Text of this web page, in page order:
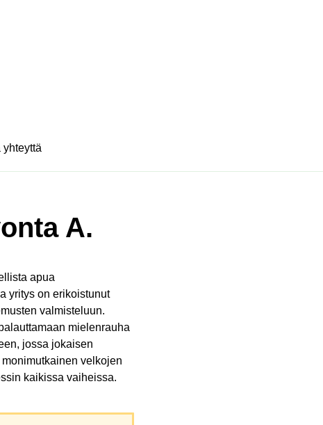
yhteyttä
A.
apua
yritys on erikoistunut
valmisteluun.
mielenrauha
jossa jokaisen
velkojen
kaikissa vaiheissa.